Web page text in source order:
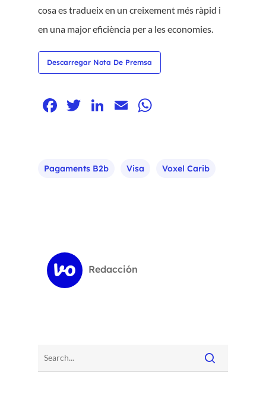
cosa es tradueix en un creixement més ràpid i
en una major eficiència per a les economies.
Descarregar Nota De Premsa
Facebook
Twitter
LinkedIn
Email
Pagaments B2b Visa Voxel Carib
Redacción